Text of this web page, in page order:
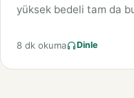
yüksek bedeli tam da
8 dk okuma Dinle